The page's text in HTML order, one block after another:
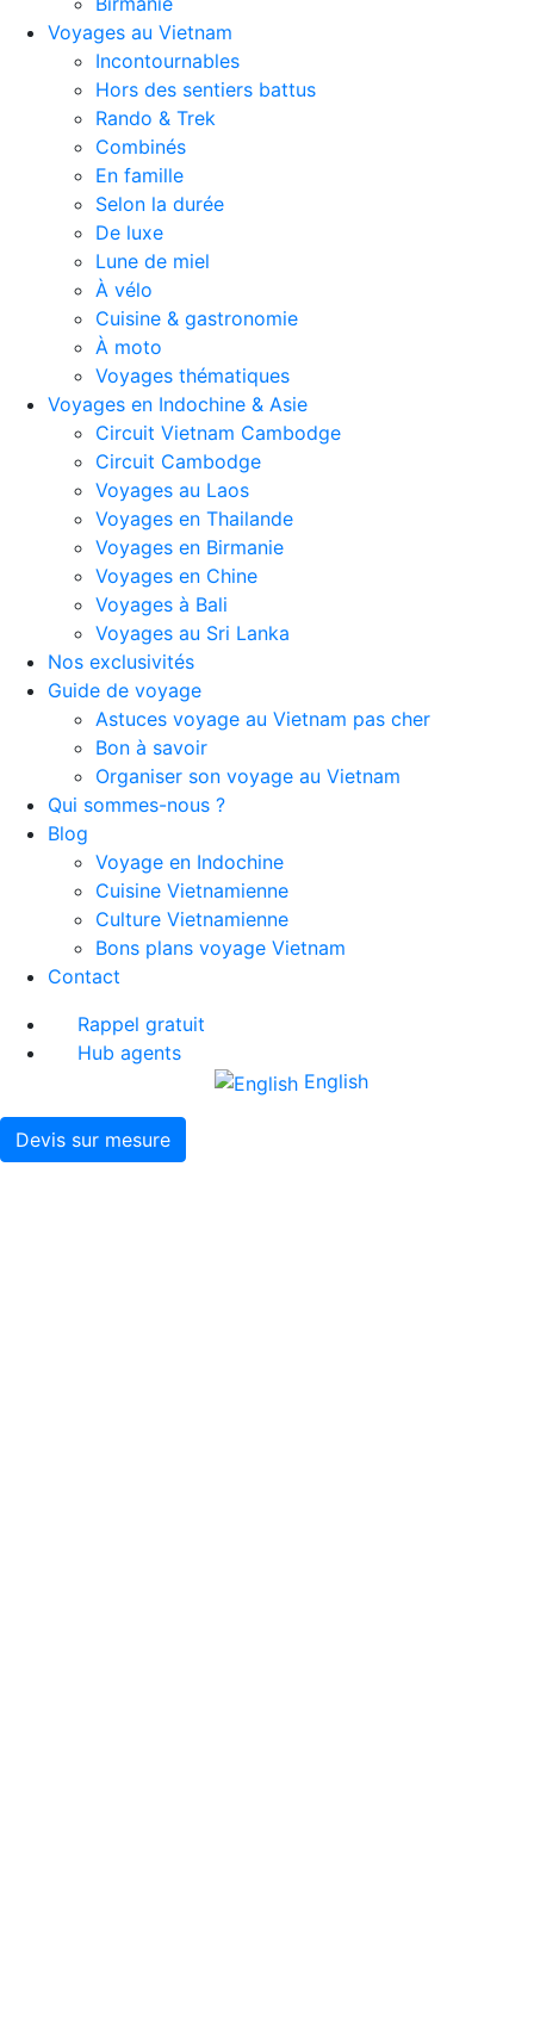
Voyages au Vietnam
Incontournables
Hors des sentiers battus
Rando & Trek
Combinés
En famille
Selon la durée
De luxe
Lune de miel
À vélo
Cuisine & gastronomie
À moto
Voyages thématiques
Voyages en Indochine & Asie
Circuit Vietnam Cambodge
Circuit Cambodge
Voyages au Laos
Voyages en Thailande
Voyages en Birmanie
Voyages en Chine
Voyages à Bali
Voyages au Sri Lanka
Nos exclusivités
Guide de voyage
Astuces voyage au Vietnam pas cher
Bon à savoir
Organiser son voyage au Vietnam
Qui sommes-nous ?
Blog
Voyage en Indochine
Cuisine Vietnamienne
Culture Vietnamienne
Bons plans voyage Vietnam
Contact
Rappel gratuit
Hub agents
English
Devis sur mesure